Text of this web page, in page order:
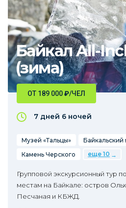
Байкал All-
(зима)
ОТ 189 000₽/ЧЕЛ
7 дней 6 ночей
Музей «Тальцы»
Байкальский
Камень Черского
еще 10
Групповой экскурсионный тур
местам на Байкале: остров
Песчаная и КБЖД.